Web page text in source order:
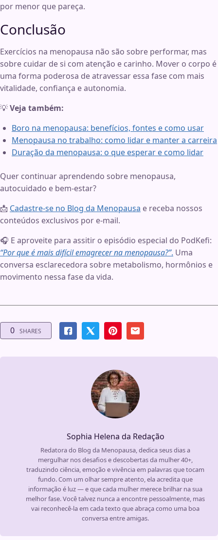
por menor que pareça.
Conclusão
Exercícios na menopausa não são sobre performar, mas
sobre cuidar de si com atenção e carinho. Mover o corpo é
uma forma poderosa de atravessar essa fase com mais
vitalidade, confiança e autonomia.
💡Veja também:
Boro na menopausa: benefícios, fontes e como usar
Menopausa no trabalho: como lidar e manter a carreira
Duração da menopausa: o que esperar e como lidar
Quer continuar aprendendo sobre menopausa,
autocuidado e bem-estar?
📩 Cadastre-se no Blog da Menopausa e receba nossos
conteúdos exclusivos por e-mail.
🎧 E aproveite para assitir o episódio especial do PodKefi:
“Por que é mais difícil emagrecer na menopausa?”. Uma
conversa esclarecedora sobre metabolismo, hormônios e
movimento nessa fase da vida.
0 SHARES
Sophia Helena da Redação
Redatora do Blog da Menopausa, dedica seus dias a
mergulhar nos desafios e descobertas da mulher 40+,
traduzindo ciência, emoção e vivência em palavras que tocam
fundo. Com um olhar sempre atento, ela acredita que
informação é luz — e que cada mulher merece brilhar na sua
melhor fase. Você talvez nunca a encontre pessoalmente, mas
vai reconhecê-la em cada texto que abraça como uma boa
conversa entre amigas.